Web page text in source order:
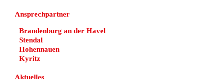
Ansprechpartner
Brandenburg an der Havel
Stendal
Hohennauen
Kyritz
Aktuelles